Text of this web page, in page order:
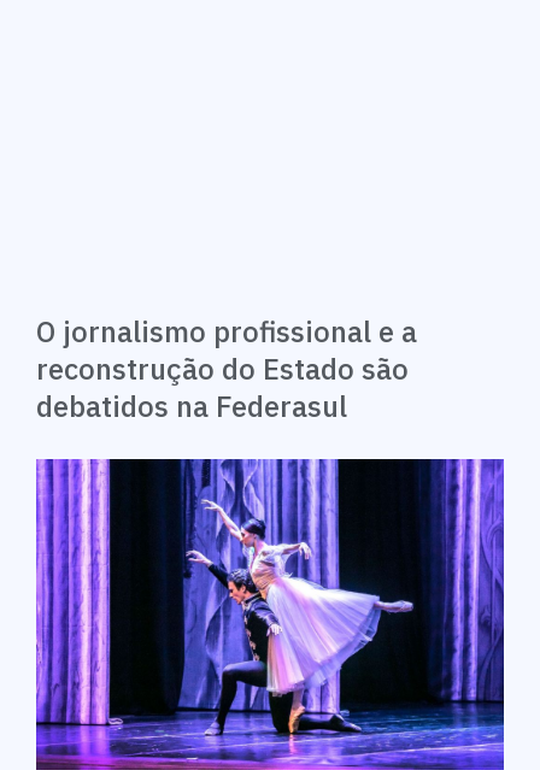
O jornalismo profissional e a
reconstrução do Estado são
debatidos na Federasul